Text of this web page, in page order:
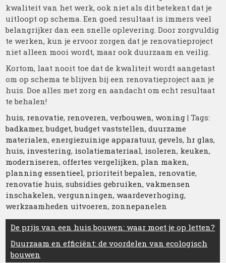
kwaliteit van het werk, ook niet als dit betekent dat je
uitloopt op schema. Een goed resultaat is immers veel
belangrijker dan een snelle oplevering. Door zorgvuldig
te werken, kun je ervoor zorgen dat je renovatieproject
niet alleen mooi wordt, maar ook duurzaam en veilig.
Kortom, laat nooit toe dat de kwaliteit wordt aangetast
om op schema te blijven bij een renovatieproject aan je
huis. Doe alles met zorg en aandacht om echt resultaat
te behalen!
huis, renovatie, renoveren,verbouwen,woning | Tags:
badkamer,budget,budget vaststellen,duurzame
materialen,energiezuinige apparatuur,gevels, hr glas,
huis, investering, isolatiemateriaal, isoleren, keuken,
moderniseren,offertes vergelijken, plan maken,
planning essentieel, prioriteit bepalen, renovatie,
renovatie huis,subsidies gebruiken,vakmensen
inschakelen,vergunningen,waardeverhoging,
werkzaamheden uitvoeren, zonnepanelen
Berichtnavigatie
De prijs van een huis bouwen: waar moet je op letten?
Duurzaam en efficiënt: de voordelen van ecologisch
bouwen